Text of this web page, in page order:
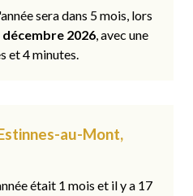
sera dans 5 mois, lors
décembre 2026, avec une
et 4 minutes.
au-Mont,
était 1 mois et il y a 17